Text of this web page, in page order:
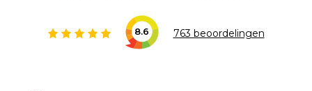
8.6 763 beoordelingen